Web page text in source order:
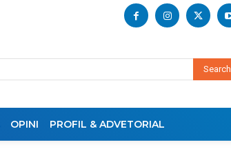
Search
OPINI PROFIL & ADVETORIAL